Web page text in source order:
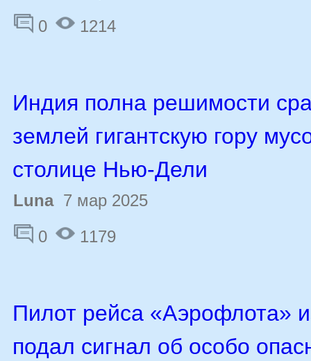
0
1214
Индия полна решимости
землей гигантскую гору
столице Нью-Дели
Luna7 мар 2025
0
1179
Пилот рейса «Аэрофлота»
подал сигнал об особо